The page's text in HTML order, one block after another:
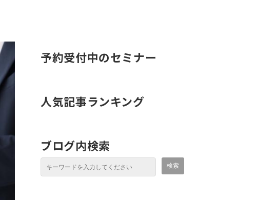
予約受付中のセミナー
人気記事ランキング
ブログ内検索